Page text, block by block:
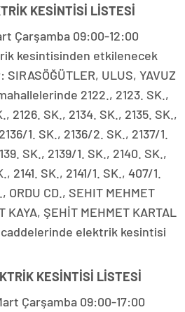
KESİNTİSİ LİSTESİ
Çarşamba 09:00-12:00
kesintisinden etkilenecek
ULUS, YAVUZ
2122., 2123. SK.,
2126. SK., 2134. SK., 2135. SK.,
1. SK., 2136/2. SK., 2137/1.
SK., 2139/1. SK., 2140. SK.,
2141. SK., 2141/1. SK., 407/1.
CD., SEHIT MEHMET
KAYA, ŞEHİT MEHMET KARTAL
caddelerinde elektrik kesintisi
KESİNTİSİ LİSTESİ
Çarşamba 09:00-17:00